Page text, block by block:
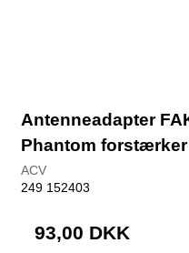
Antenneadapter
Phantom forstærker
ACV
249 152403
93,00 DKK